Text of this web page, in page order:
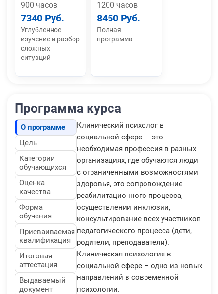
900 часов
7340 Руб.
Углубленное
изучение и разбор
сложных
ситуаций
1200 часов
8450 Руб.
Полная
программа
Программа курса
О программе
Цель
Категории
обучающихся
Оценка
качества
Форма
обучения
Присваиваемая
квалификация
Итоговая
аттестация
Выдаваемый
документ
Клинический психолог в
социальной сфере — это
необходимая профессия в разных
организациях, где обучаются люди
с ограниченными возможностями
здоровья, это сопровождение
реабилитационного процесса,
осуществлении инклюзии,
консультирование всех участников
педагогического процесса (дети,
родители, преподаватели).
Клиническая психология в
социальной сфере – одно из новых
направлений в современной
психологии.